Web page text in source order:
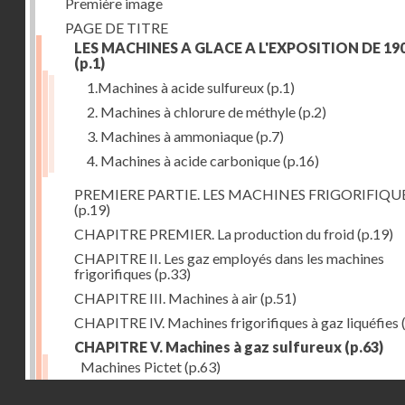
PAGE DE TITRE
LES MACHINES A GLACE A L'EXPOSITION DE
(p.1)
1.Machines à acide sulfureux(p.1)
2. Machines à chlorure de méthyle(p.2)
3. Machines à ammoniaque(p.7)
4. Machines à acide carbonique(p.16)
PREMIERE PARTIE. LES MACHINES
(p.19)
CHAPITRE PREMIER. La production du froid(p.19)
CHAPITRE II. Les gaz employés dans les machines
frigorifiques (p.33)
CHAPITRE III. Machines à air(p.51)
CHAPITRE IV. Machines frigorifiques à gaz liquéfies
CHAPITRE V. Machines à gaz sulfureux (p.63)
Machines Pictet(p.63)